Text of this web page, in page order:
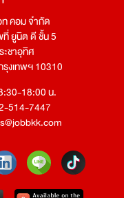
คอม จำกัด
ที่ ยูนิต ดี ชั้น 5
ชาอุทิศ
รุงเทพฯ 10310
18:00 น.
514-7447